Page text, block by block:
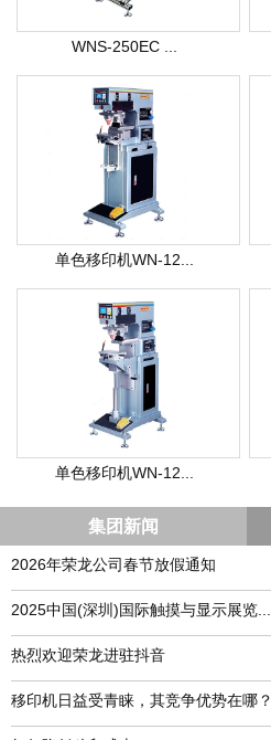
WNS-250EC ...
单色移印机WN-12...
单色移印机WN-12...
集团新闻
2026年荣龙公司春节放假通知
​2025中国(深圳)国际触摸与显示展览...
热烈欢迎荣龙进驻抖音
移印机日益受青睐，其竞争优势在哪？